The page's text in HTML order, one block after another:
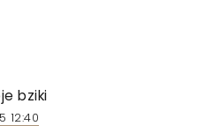
bziki
12:40